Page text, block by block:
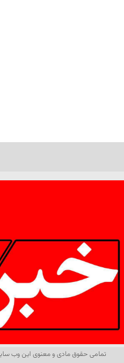
تمامی حقوق مادی و معنوی این وب